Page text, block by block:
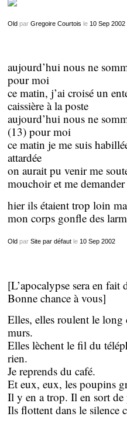
Oldpar Gregoire Courtois le 10 Sep 2002
aujourd’hui nous ne
pour moi
ce matin, j’ai croisé un
caissière à la poste
aujourd’hui nous ne
(13) pour moi
ce matin je me suis
attardée
on aurait pu venir me
mouchoir et me demander
hier ils étaient trop loin
mon corps gonfle des
Oldpar Site par défautle 10 Sep 2002
[L’apocalypse sera en
Bonne chance à vous]
Elles, elles roulent le long
murs.
Elles lèchent le fil du
rien.
Je reprends du café.
Et eux, eux, les poupins
Il y en a trop. Il en sort de
Ils flottent dans le silence